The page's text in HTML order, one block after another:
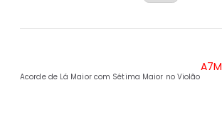
A7M
Acorde de Lá Maior com Sétima Maior no Violão